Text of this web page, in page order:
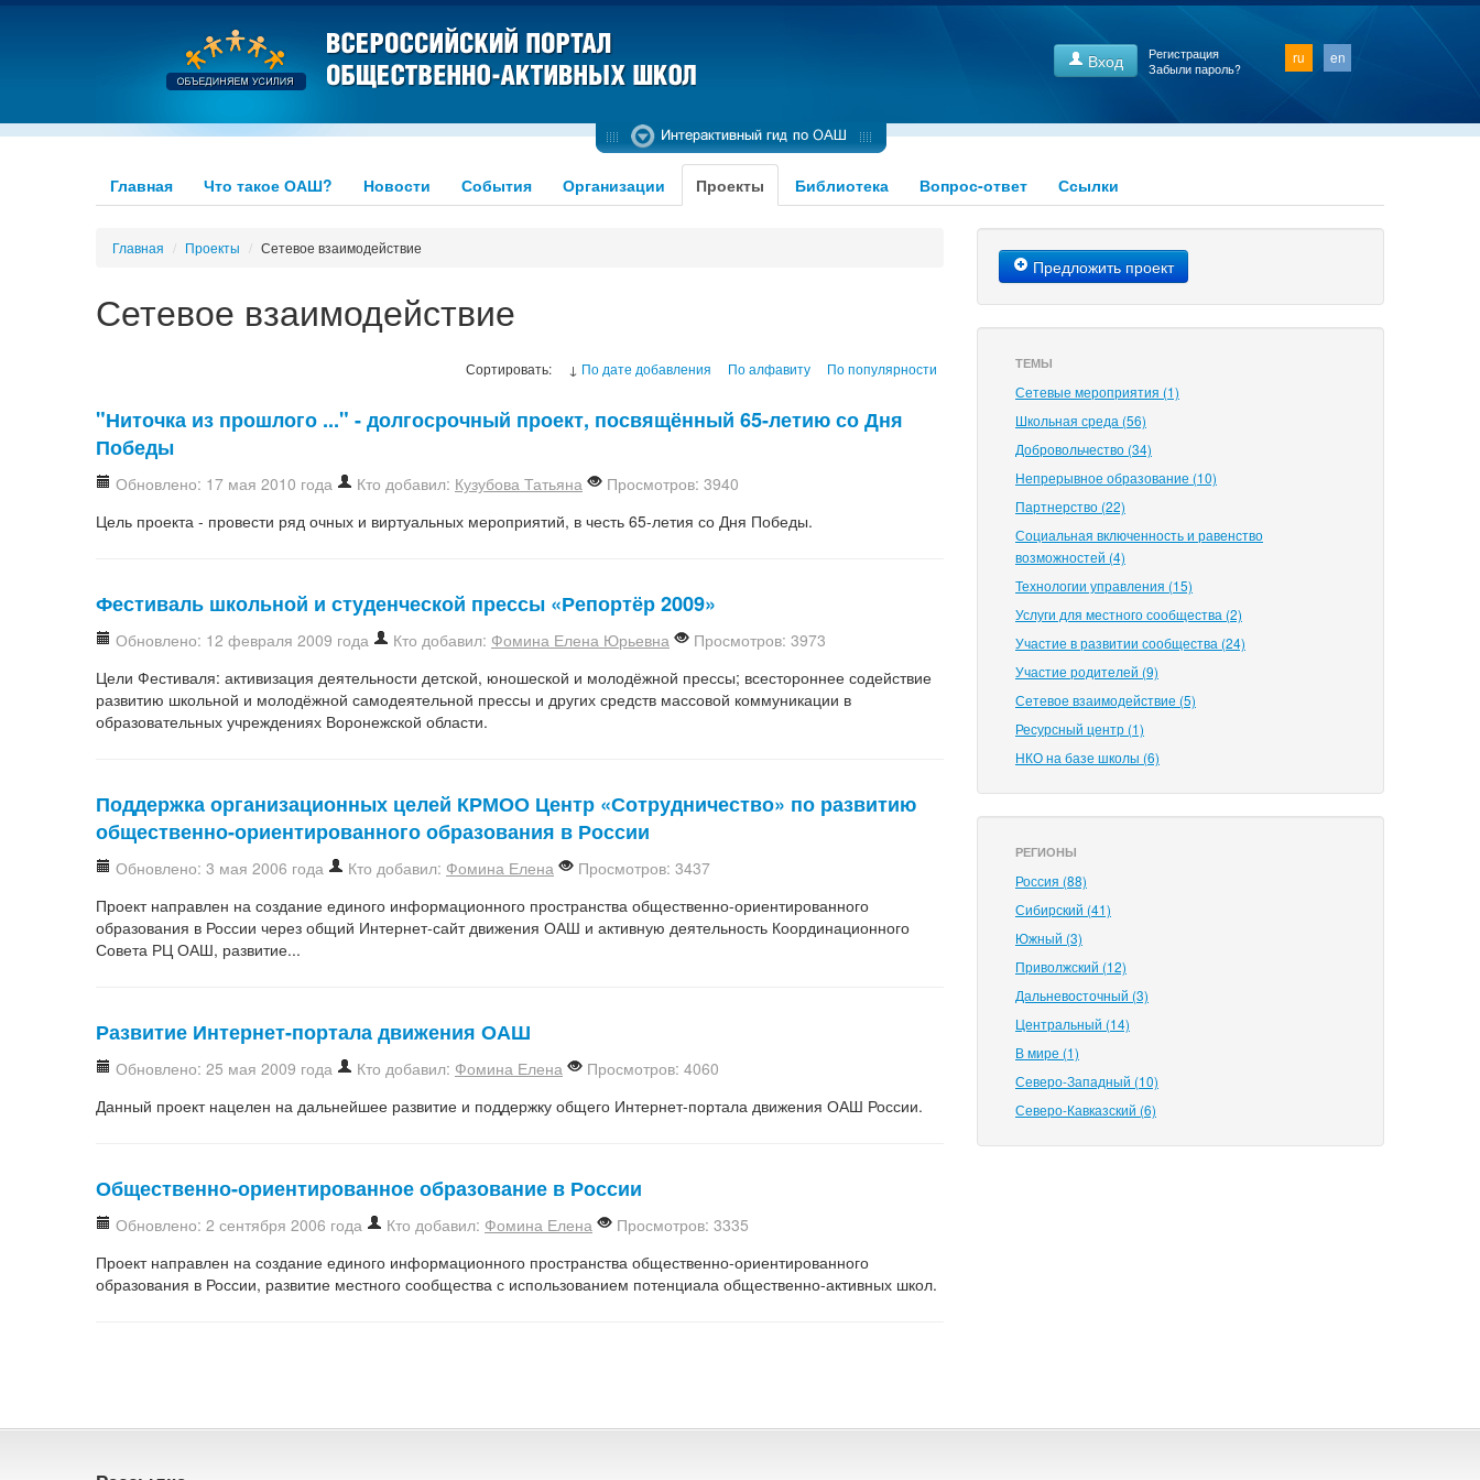
ru en
Вход
Регистрация
Забыли пароль?
Главная Что такое ОАШ? Новости События Организации Проекты Библиотека Вопрос-ответ Ссылки
Главная / Проекты / Сетевое взаимодействие
Сетевое взаимодействие
Сортировать: ↓ По дате добавления По алфавиту По популярности
"Ниточка из прошлого ..." - долгосрочный проект, посвящённый 65-летию со Дня
Победы
Обновлено: 17 мая 2010 года Кто добавил: Кузубова Татьяна
Просмотров: 3940
Цель проекта - провести ряд очных и виртуальных мероприятий, в честь 65-летия со Дня Победы.
Фестиваль школьной и студенческой прессы «Репортёр 2009»
Обновлено: 12 февраля 2009 года Кто добавил: Фомина Елена Юрьевна
Просмотров: 3973
Цели Фестиваля: активизация деятельности детской, юношеской и молодёжной прессы; всестороннее содействие
развитию школьной и молодёжной самодеятельной прессы и других средств массовой коммуникации в
образовательных учреждениях Воронежской области.
Поддержка организационных целей КРМОО Центр «Сотрудничество» по развитию
общественно-ориентированного образования в России
Обновлено: 3 мая 2006 года Кто добавил: Фомина Елена
Просмотров: 3437
Проект направлен на создание единого информационного пространства общественно-ориентированного
образования в России через общий Интернет-сайт движения ОАШ и активную деятельность Координационного
Совета РЦ ОАШ, развитие...
Развитие Интернет-портала движения ОАШ
Обновлено: 25 мая 2009 года Кто добавил: Фомина Елена
Просмотров: 4060
Данный проект нацелен на дальнейшее развитие и поддержку общего Интернет-портала движения ОАШ России.
Общественно-ориентированное образование в России
Обновлено: 2 сентября 2006 года Кто добавил: Фомина Елена
Просмотров: 3335
Проект направлен на создание единого информационного пространства общественно-ориентированного
образования в России, развитие местного сообщества с использованием потенциала общественно-активных школ.
Предложить проект
ТЕМЫ
Сетевые мероприятия (1)
Школьная среда (56)
Добровольчество (34)
Непрерывное образование (10)
Партнерство (22)
Социальная включенность и равенство
возможностей (4)
Технологии управления (15)
Услуги для местного сообщества (2)
Участие в развитии сообщества (24)
Участие родителей (9)
Сетевое взаимодействие (5)
Ресурсный центр (1)
НКО на базе школы (6)
РЕГИОНЫ
Россия (88)
Сибирский (41)
Южный (3)
Приволжский (12)
Дальневосточный (3)
Центральный (14)
В мире (1)
Северо-Западный (10)
Северо-Кавказский (6)